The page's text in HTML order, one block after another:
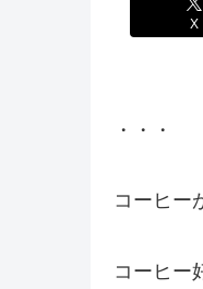
X
・・・
コーヒー
コーヒー